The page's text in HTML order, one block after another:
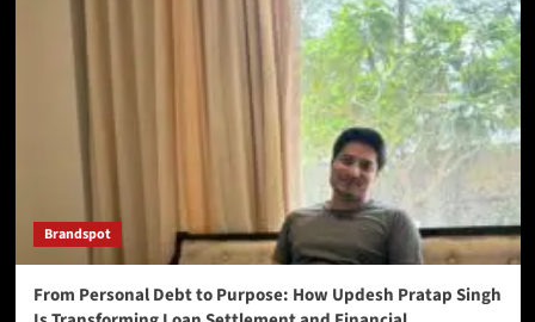
Brandspot
From Personal Debt to Purpose: How Updesh Pratap Singh